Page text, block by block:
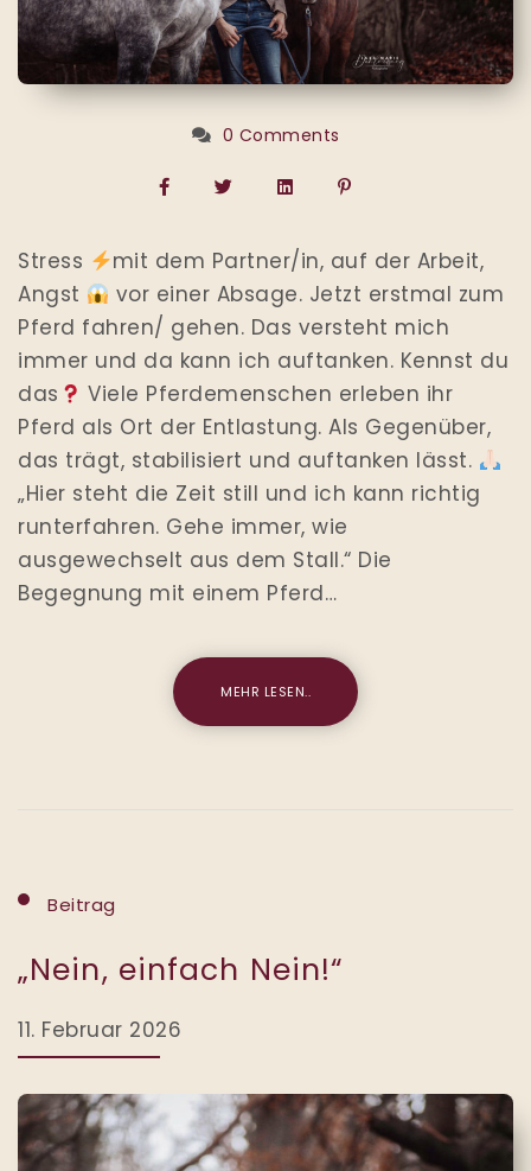
0 Comments
Stress
mit dem Partner/in, auf der Arbeit,
Angst
vor einer Absage. Jetzt erstmal zum
Pferd fahren/ gehen. Das versteht mich
immer und da kann ich auftanken. Kennst du
das
Viele Pferdemenschen erleben ihr
Pferd als Ort der Entlastung. Als Gegenüber,
das trägt, stabilisiert und auftanken lässt.
„Hier steht die Zeit still und ich kann richtig
runterfahren. Gehe immer, wie
ausgewechselt aus dem Stall.“ Die
Begegnung mit einem Pferd…
MEHR LESEN..
Beitrag
„Nein, einfach Nein!“
11. Februar 2026